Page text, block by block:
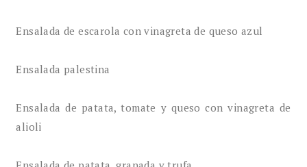
Ensalada de escarola con vinagreta de queso azul
Ensalada palestina
Ensalada de patata, tomate y queso con vinagreta de
alioli